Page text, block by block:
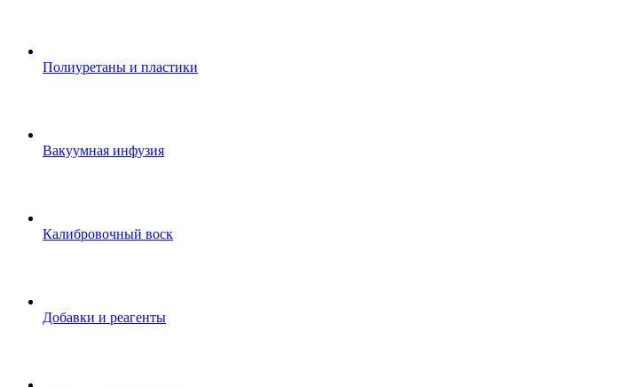
Полиуретаны и пластики
Вакуумная инфузия
Калибровочный воск
Добавки и реагенты